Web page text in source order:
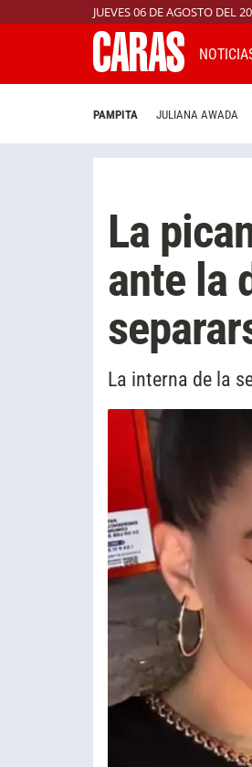
JUEVES 06 DE AGOSTO DEL
PAMPITA JULIANA AWADA
La
ante la
La interna de la